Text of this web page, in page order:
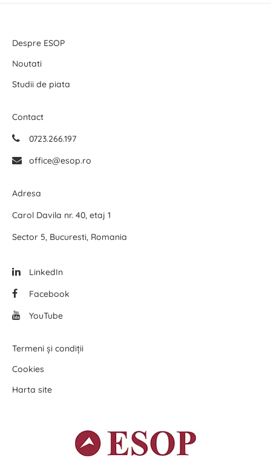
Despre ESOP
Noutati
Studii de piata
Contact
0723.266.197
office@esop.ro
Adresa
Carol Davila nr. 40, etaj 1
Sector 5, Bucuresti, Romania
LinkedIn
Facebook
YouTube
Termeni și condiții
Cookies
Harta site